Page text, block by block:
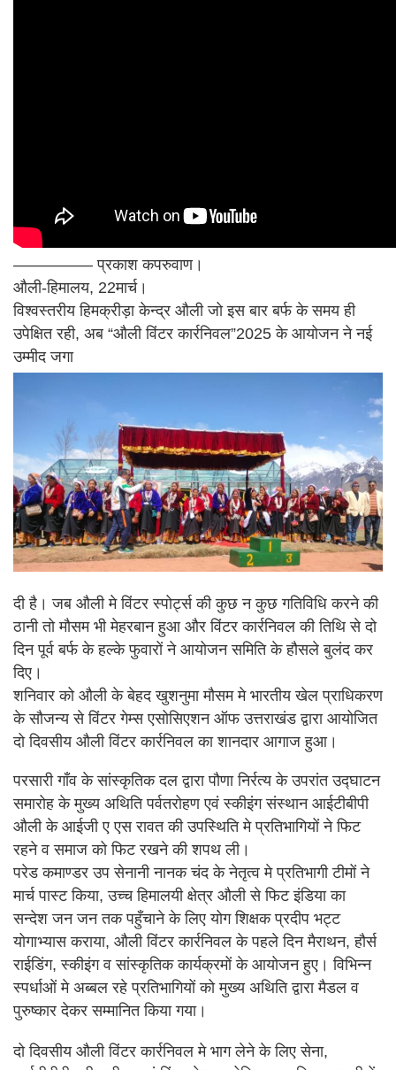
————— प्रकाश कपरुवाण।
औली-हिमालय, 22मार्च।
विश्वस्तरीय हिमक्रीड़ा केन्द्र औली जो इस बार बर्फ के समय ही
उपेक्षित रही, अब “औली विंटर कार्रनिवल”2025 के आयोजन ने नई
उम्मीद जगा
दी है। जब औली मे विंटर स्पोर्ट्स की कुछ न कुछ गतिविधि करने की
ठानी तो मौसम भी मेहरबान हुआ और विंटर कार्रनिवल की तिथि से दो
दिन पूर्व बर्फ के हल्के फुवारों ने आयोजन समिति के हौसले बुलंद कर
दिए।
शनिवार को औली के बेहद खुशनुमा मौसम मे भारतीय खेल प्राधिकरण
के सौजन्य से विंटर गेम्स एसोसिएशन ऑफ उत्तराखंड द्वारा आयोजित
दो दिवसीय औली विंटर कार्रनिवल का शानदार आगाज हुआ।
परसारी गाँव के सांस्कृतिक दल द्वारा पौणा निर्रत्य के उपरांत उद्घाटन
समारोह के मुख्य अथिति पर्वतरोहण एवं स्कीइंग संस्थान आईटीबीपी
औली के आईजी ए एस रावत की उपस्थिति मे प्रतिभागियों ने फिट
रहने व समाज को फिट रखने की शपथ ली।
परेड कमाण्डर उप सेनानी नानक चंद के नेतृत्व मे प्रतिभागी टीमों ने
मार्च पास्ट किया, उच्च हिमालयी क्षेत्र औली से फिट इंडिया का
सन्देश जन जन तक पहुँचाने के लिए योग शिक्षक प्रदीप भट्ट
योगाभ्यास कराया, औली विंटर कार्रनिवल के पहले दिन मैराथन, हौर्स
राईडिंग, स्कीइंग व सांस्कृतिक कार्यक्रमों के आयोजन हुए। विभिन्न
स्पर्धाओं मे अब्बल रहे प्रतिभागियों को मुख्य अथिति द्वारा मैडल व
पुरुष्कार देकर सम्मानित किया गया।
दो दिवसीय औली विंटर कार्रनिवल मे भाग लेने के लिए सेना,